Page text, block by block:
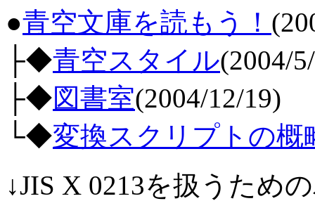
●青空文庫を読もう！
├◆青空スタイル(2004/
├◆図書室(2004/12/19)
└◆変換スクリプトの概
↓JIS X 0213を扱うため